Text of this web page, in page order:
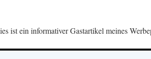
ist ein informativer Gastartikel meines